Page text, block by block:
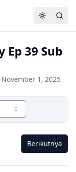
Ep 39 Sub
1, 2025
Berikutnya